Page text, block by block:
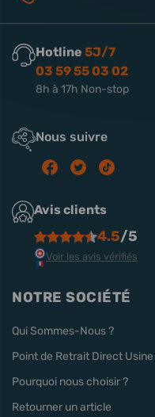
Hotline 5J/7
03 59 55 03 02
8h à 17h Non-stop
Nous suivre
Avis clients
4.5/5
Voir les avis vérifiés
NOTRE SOCIÉTÉ
Qui Sommes-Nous ?
Point de Retrait Direct Usine
Pourquoi nous choisir ?
Retourner un article